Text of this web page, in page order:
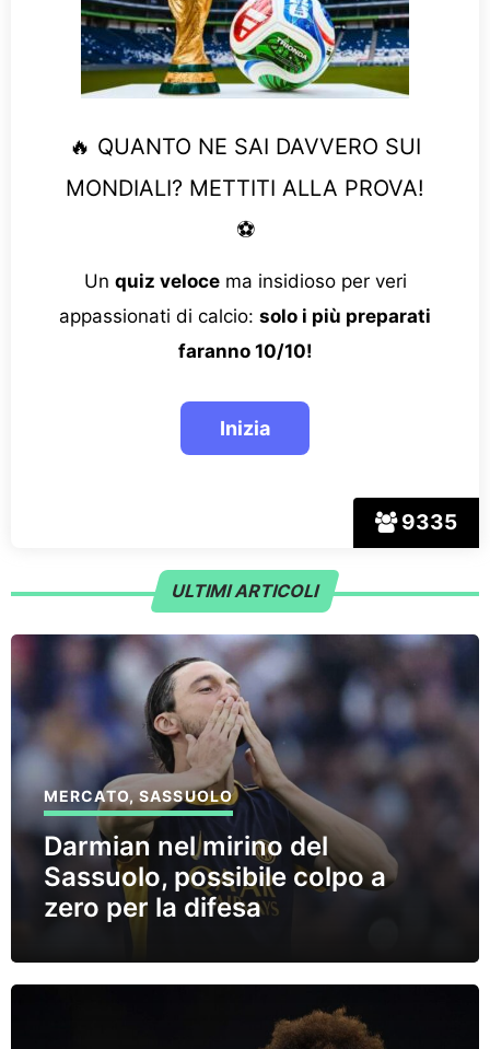
9335
🔥 QUANTO NE SAI DAVVERO SUI
MONDIALI? METTITI ALLA PROVA!
⚽
Un quiz velocema insidioso per veri
appassionati di calcio: solo i più preparati
faranno 10/10!
ULTIMI ARTICOLI
MERCATO,SASSUOLO
Darmian nel mirino del
Sassuolo, possibile colpo a
zero per la difesa